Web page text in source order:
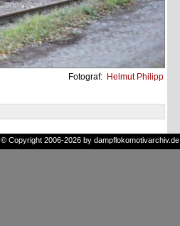
Fotograf: Helmut Philipp
© Copyright 2006-2026 by dampflokomotivarchiv.de